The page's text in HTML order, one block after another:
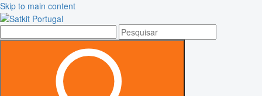
Skip to main content